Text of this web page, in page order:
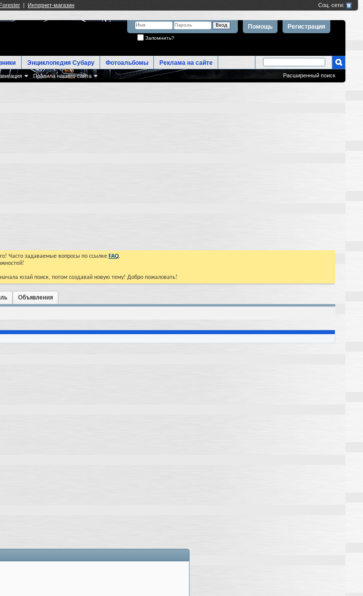
Регистрация
Помощь
Запомнить?
Правила нашего сайта
Энциклопедия Субару Фотоальбомы Реклама на сайте
Расширенный поиск
Часто задаваемые вопросы по ссылке FAQ.
юзай поиск, потом создавай новую тему! Добро пожаловать!
Объявления